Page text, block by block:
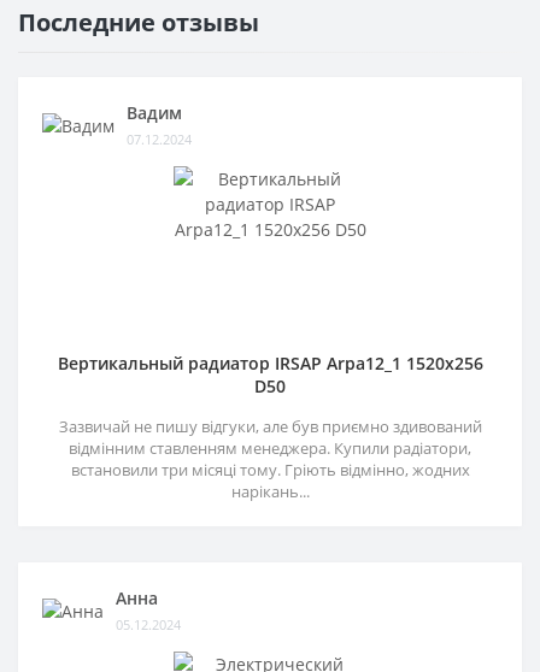
Последние отзывы
Вадим
07.12.2024
Вертикальный радиатор IRSAP Arpa12_1 1520x256
D50
Зазвичай не пишу відгуки, але був приємно здивований
відмінним ставленням менеджера. Купили радіатори,
встановили три місяці тому. Гріють відмінно, жодних
нарікань...
Анна
05.12.2024